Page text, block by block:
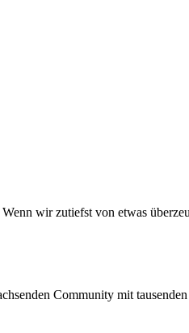
wir zutiefst von etwas
Community mit